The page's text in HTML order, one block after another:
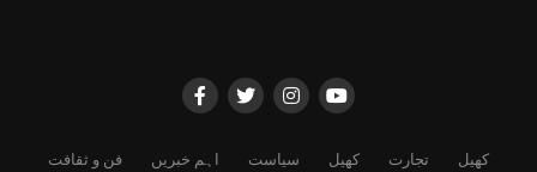
فن و ثقافت اہم خبریں سیاست کھیل تجارت
کھیل